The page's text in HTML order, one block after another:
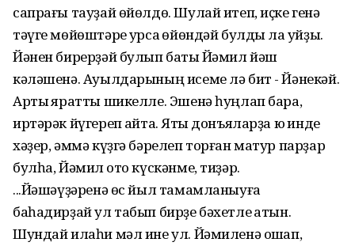
сапрағы тауҙай өйөлдө. Шулай итеп, иҫке генә
тәүге мөйөштәре ҡурсаҡ өйөндәй булды ла ҡуйҙы.
Йәнен бирерҙәй булып баҡты Йәмил йәш
кәләшенә. Ауылдарының исеме лә бит - Йәнекәй.
Артыҡ яратты шикелле. Эшенә һуңлап бара,
иртәрәк йүгереп ҡайта. Яҡты донъяларҙа юҡ инде
хәҙер, әммә күҙгә бәрелеп торған матур парҙар
булһа, Йәмил ҡото күскәнме, тиҙәр.
...Йәшәүҙәренә өс йыл тамамланыуға
баһадирҙай ул табып бирҙе бәхетле ҡатын.
Шундай илаһи мәл ине ул. Йәмиленә оҡшап,